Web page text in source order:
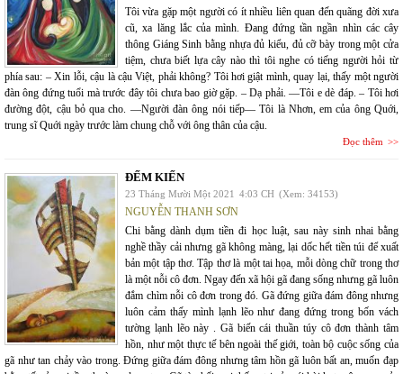
Tôi vừa gặp một người có ít nhiều liên quan đến quãng đời xưa
cũ, xa lăng lắc của mình. Đang đứng tần ngần nhìn các cây
thông Giáng Sinh bằng nhựa đủ kiểu, đủ cỡ bày trong một cửa
tiệm, chưa biết lựa cây nào thì tôi nghe có tiếng người hỏi từ
phía sau: – Xin lỗi, cậu là cậu Việt, phải không? Tôi hơi giật mình, quay lại, thấy một người
đàn ông đứng tuổi mà trước đây tôi chưa bao giờ gặp. – Dạ phải. —Tôi e dè đáp. – Tôi hơi
đường đột, cậu bỏ qua cho. —Người đàn ông nói tiếp— Tôi là Nhơn, em của ông Quới,
trung sĩ Quới ngày trước làm chung chỗ với ông thân của cậu.
Đọc thêm
ĐẾM KIẾN
23 Tháng Mười Một 2021 4:03 CH (Xem: 34153)
NGUYỄN THANH SƠN
Chi bằng dành dụm tiền đi học luật, sau này sinh nhai bằng
nghề thầy cải nhưng gã không màng, lại dốc hết tiền túi để xuất
bản một tập thơ. Tập thơ là một tai họa, mỗi dòng chữ trong thơ
là một nỗi cô đơn. Ngay đến xã hội gã đang sống nhưng gã luôn
đắm chìm nỗi cô đơn trong đó. Gã đứng giữa đám đông nhưng
luôn cảm thấy mình lạnh lẽo như đang đứng trong bốn vách
tường lạnh lẽo này . Gã biến cái thuần túy cô đơn thành tâm
hồn, như một thực tế bên ngoài thế giới, toàn bộ cuộc sống của
gã như tan chảy vào trong. Đứng giữa đám đông nhưng tâm hồn gã luôn bất an, muốn đạp